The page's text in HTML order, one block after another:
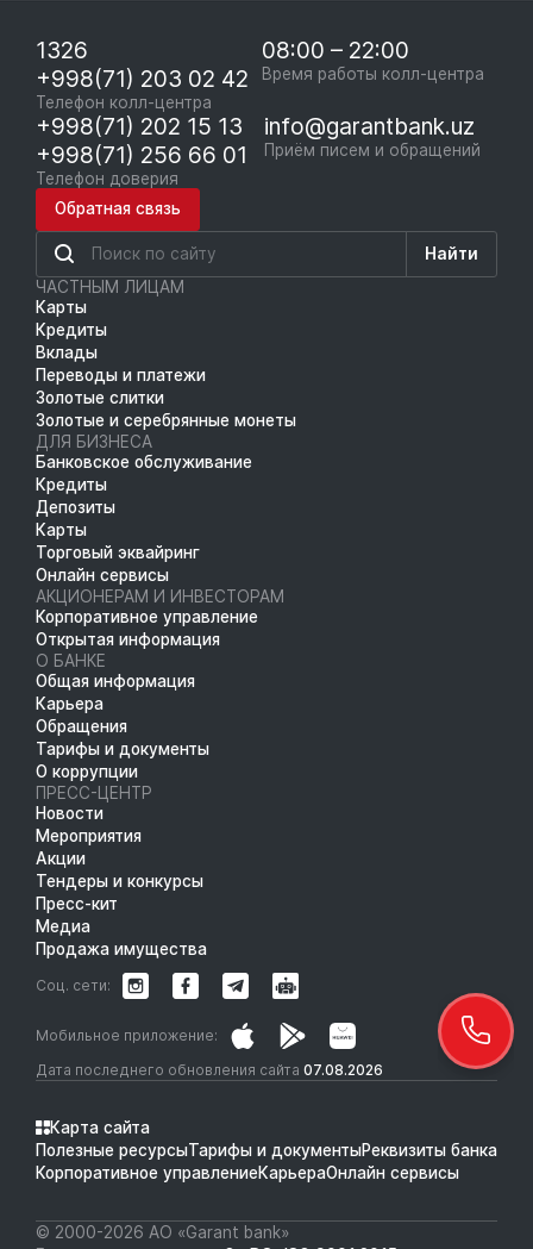
1326
+998(71) 203 02 42
Телефон колл-центра
08:00 – 22:00
Время работы колл-центра
+998(71) 202 15 13
+998(71) 256 66 01
Телефон доверия
info@garantbank.uz
Приём писем и обращений
Обратная связь
Найти
ЧАСТНЫМ ЛИЦАМ
Карты
Кредиты
Вклады
Переводы и платежи
Золотые слитки
Золотые и серебрянные монеты
ДЛЯ БИЗНЕСА
Банковское обслуживание
Кредиты
Депозиты
Карты
Торговый эквайринг
Онлайн сервисы
АКЦИОНЕРАМ И ИНВЕСТОРАМ
Корпоративное управление
Открытая информация
О БАНКЕ
Общая информация
Карьера
Обращения
Тарифы и документы
О коррупции
ПРЕСС-ЦЕНТР
Новости
Мероприятия
Акции
Тендеры и конкурсы
Пресс-кит
Медиа
Продажа имущества
Дата последнего обновления сайта 07.08.2026
Мобильное приложение:
Соц. сети:
Карта сайта
Полезные ресурсыТарифы и документыРеквизиты банка
Корпоративное управлениеКарьераОнлайн сервисы
© 2000-2026 АО «Garant bank»